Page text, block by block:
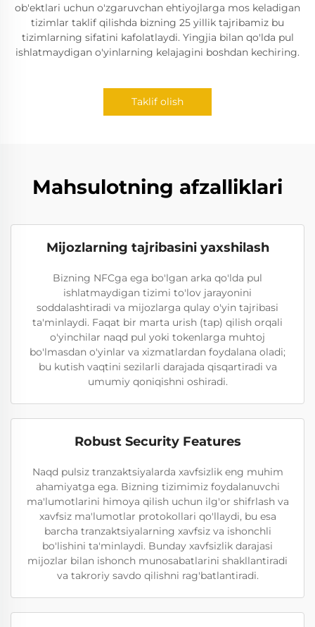
ob'ektlari uchun o'zgaruvchan ehtiyojlarga mos keladigan
tizimlar taklif qilishda bizning 25 yillik tajribamiz bu
tizimlarning sifatini kafolatlaydi. Yingjia bilan qo'lda pul
ishlatmaydigan o'yinlarning kelajagini boshdan kechiring.
Taklif olish
Mahsulotning afzalliklari
Mijozlarning tajribasini yaxshilash
Bizning NFCga ega bo'lgan arka qo'lda pul
ishlatmaydigan tizimi to'lov jarayonini
soddalashtiradi va mijozlarga qulay o'yin tajribasi
ta'minlaydi. Faqat bir marta urish (tap) qilish orqali
o'yinchilar naqd pul yoki tokenlarga muhtoj
bo'lmasdan o'yinlar va xizmatlardan foydalana oladi;
bu kutish vaqtini sezilarli darajada qisqartiradi va
umumiy qoniqishni oshiradi.
Robust Security Features
Naqd pulsiz tranzaktsiyalarda xavfsizlik eng muhim
ahamiyatga ega. Bizning tizimimiz foydalanuvchi
ma'lumotlarini himoya qilish uchun ilg'or shifrlash va
xavfsiz ma'lumotlar protokollari qo'llaydi, bu esa
barcha tranzaktsiyalarning xavfsiz va ishonchli
bo'lishini ta'minlaydi. Bunday xavfsizlik darajasi
mijozlar bilan ishonch munosabatlarini shakllantiradi
va takroriy savdo qilishni rag'batlantiradi.